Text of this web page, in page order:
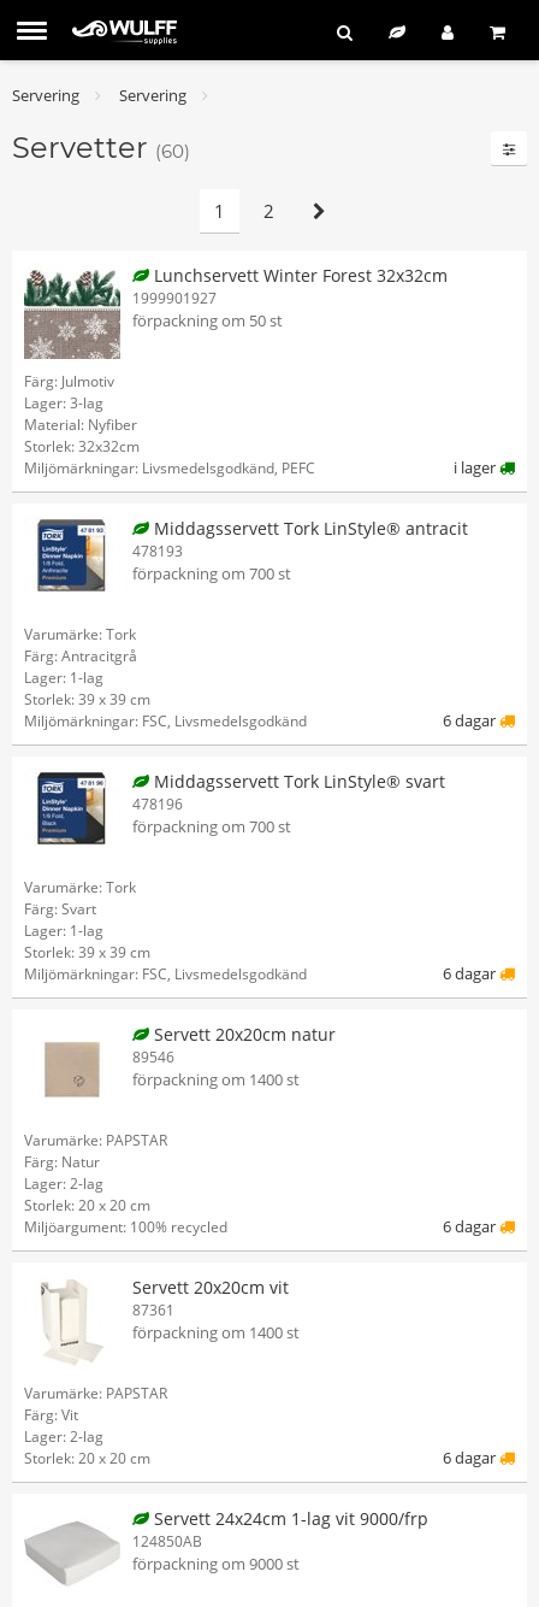
Servering Servering
Servetter (60)
1 2
Lunchservett Winter Forest 32x32cm
1999901927
förpackning om 50 st
Färg: Julmotiv
Lager: 3-lag
Material: Nyfiber
Storlek: 32x32cm
Miljömärkningar: Livsmedelsgodkänd, PEFC
i lager
Middagsservett Tork LinStyle® antracit
478193
förpackning om 700 st
Varumärke: Tork
Färg: Antracitgrå
Lager: 1-lag
Storlek: 39 x 39 cm
Miljömärkningar: FSC, Livsmedelsgodkänd
6 dagar
Middagsservett Tork LinStyle® svart
478196
förpackning om 700 st
Varumärke: Tork
Färg: Svart
Lager: 1-lag
Storlek: 39 x 39 cm
Miljömärkningar: FSC, Livsmedelsgodkänd
6 dagar
Servett 20x20cm natur
89546
förpackning om 1400 st
Varumärke: PAPSTAR
Färg: Natur
Lager: 2-lag
Storlek: 20 x 20 cm
Miljöargument: 100% recycled
6 dagar
Servett 20x20cm vit
87361
förpackning om 1400 st
Varumärke: PAPSTAR
Färg: Vit
Lager: 2-lag
Storlek: 20 x 20 cm
6 dagar
Servett 24x24cm 1-lag vit 9000/frp
124850AB
förpackning om 9000 st